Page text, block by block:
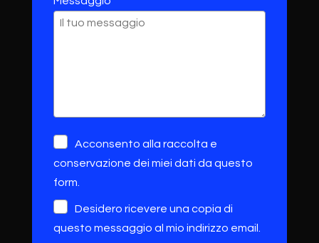
Acconsento alla raccolta e
conservazione dei miei dati da questo
form.
Desidero ricevere una copia di
questo messaggio al mio indirizzo email.